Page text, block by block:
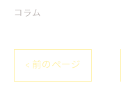
コラム
< 前のページ